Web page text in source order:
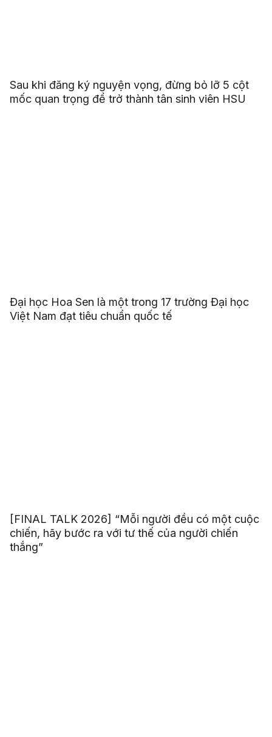
Sau khi đăng ký nguyện vọng, đừng bỏ lỡ 5 cột
mốc quan trọng để trở thành tân sinh viên HSU
Đại học Hoa Sen là một trong 17 trường Đại học
Việt Nam đạt tiêu chuẩn quốc tế
[FINAL TALK 2026] “Mỗi người đều có một cuộc
chiến, hãy bước ra với tư thế của người chiến
thắng”